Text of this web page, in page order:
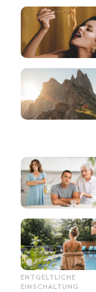
ENTGELTLICHE
EINSCHALTUNG